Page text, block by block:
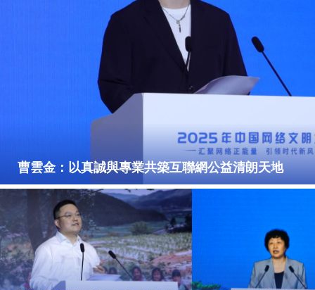
曹雲金：以真誠與專業共築互聯網公益清朗天地